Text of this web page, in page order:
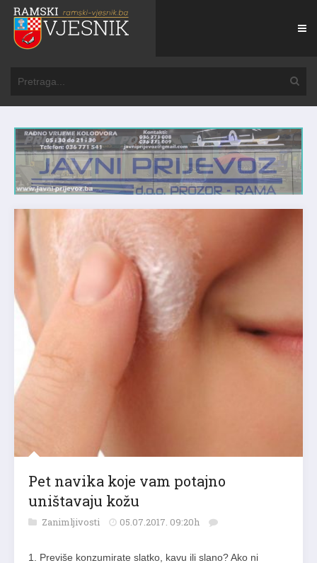
Pet navika koje vam potajno
uništavaju kožu
Zanimljivosti 05.07.2017. 09:20h
1. Previše konzumirate slatko, kavu ili slano? Ako ni